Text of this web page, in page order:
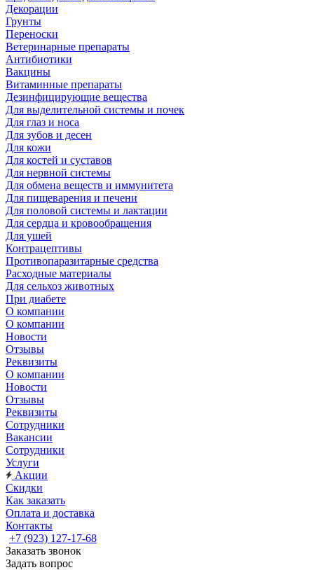
Декорации
Грунты
Переноски
Ветеринарные препараты
Антибиотики
Вакцины
Витаминные препараты
Дезинфицирующие вещества
Для выделительной системы и почек
Для глаз и носа
Для зубов и десен
Для кожи
Для костей и суставов
Для нервной системы
Для обмена веществ и иммунитета
Для пищеварения и печени
Для половой системы и лактации
Для сердца и кровообращения
Для ушей
Контрацептивы
Противопаразитарные средства
Расходные материалы
Для сельхоз животных
При диабете
О компании
О компании
Новости
Отзывы
Реквизиты
О компании
Новости
Отзывы
Реквизиты
Сотрудники
Вакансии
Сотрудники
Услуги
Акции
Скидки
Как заказать
Оплата и доставка
Контакты
+7 (923) 127-17-68
Заказать звонок
Задать вопрос